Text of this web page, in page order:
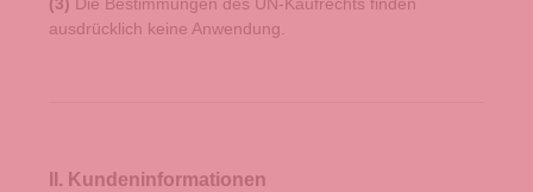
(3) Die Bestimmungen des UN-Kaufrechts finden
ausdrücklich keine Anwendung.
II. Kundeninformationen